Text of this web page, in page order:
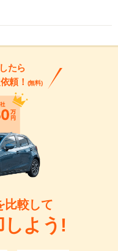
たら
頼！ (無料)
比較して
しよう!